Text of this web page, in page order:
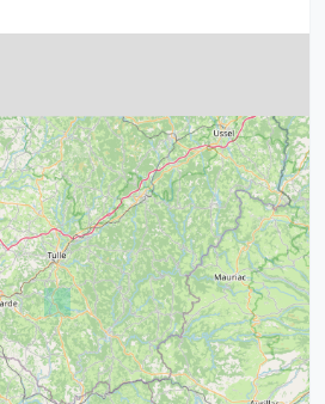
4
15
21
14
39
68
43